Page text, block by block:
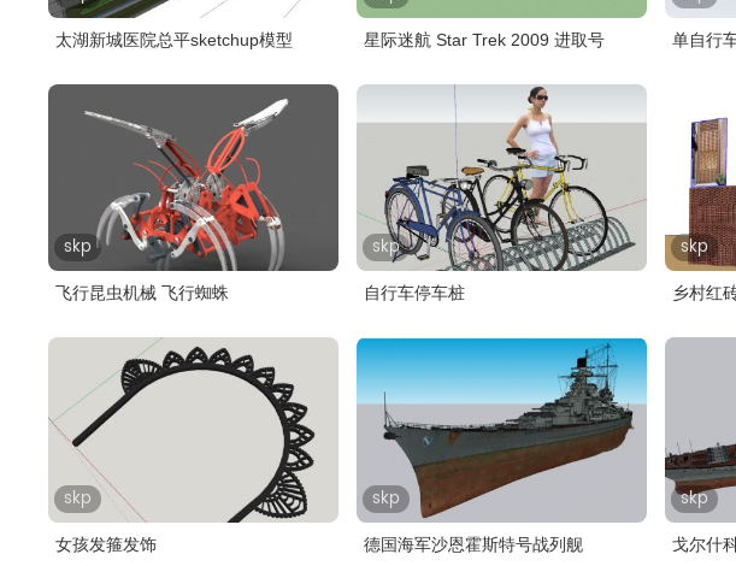
太湖新城医院总平sketchup模型 星际迷航 Star Trek 2009 进取号 单自行
skp
飞行昆虫机械 飞行蜘蛛
skp
自行车停车桩
skp
乡村红
skp
女孩发箍发饰
skp
德国海军沙恩霍斯特号战列舰
skp
戈尔什